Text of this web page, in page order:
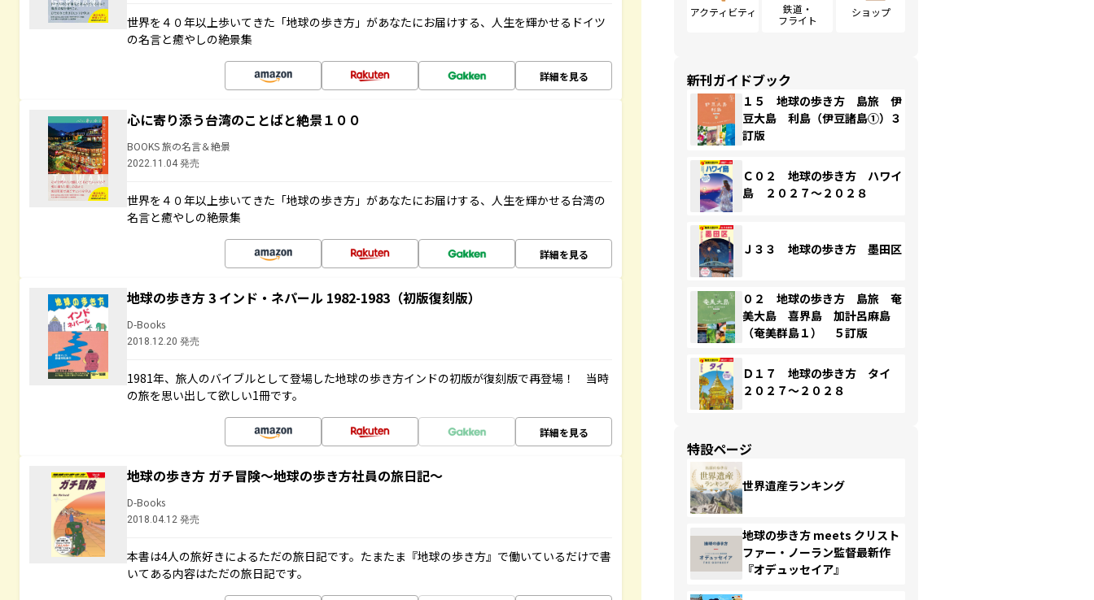
世界を４０年以上歩いてきた「地球の歩き方」があなたにお届けする、人生を輝かせるドイツ
の名言と癒やしの絶景集
詳細を見る
心に寄り添う台湾のことばと絶景１００
BOOKS 旅の名言＆絶景
2022.11.04 発売
世界を４０年以上歩いてきた「地球の歩き方」があなたにお届けする、人生を輝かせる台湾の
名言と癒やしの絶景集
詳細を見る
地球の歩き方 3 インド・ネパール 1982-1983（初版復刻版）
D-Books
2018.12.20 発売
1981年、旅人のバイブルとして登場した地球の歩き方インドの初版が復刻版で再登場！ 当時
の旅を思い出して欲しい1冊です。
詳細を見る
地球の歩き方 ガチ冒険～地球の歩き方社員の旅日記～
D-Books
2018.04.12 発売
本書は4人の旅好きによるただの旅日記です。たまたま『地球の歩き方』で働いているだけで書
いてある内容はただの旅日記です。
アクティビティ
鉄道・
フライト
ショップ
新刊ガイドブック
１５ 地球の歩き方 島旅 伊
豆大島 利島（伊豆諸島①）３
訂版
Ｃ０２ 地球の歩き方 ハワイ
島 ２０２７～２０２８
Ｊ３３ 地球の歩き方 墨田区
０２ 地球の歩き方 島旅 奄
美大島 喜界島 加計呂麻島
（奄美群島１） ５訂版
Ｄ１７ 地球の歩き方 タイ
２０２７～２０２８
特設ページ
世界遺産ランキング
地球の歩き方 meets クリスト
ファー・ノーラン監督最新作
『オデュッセイア』